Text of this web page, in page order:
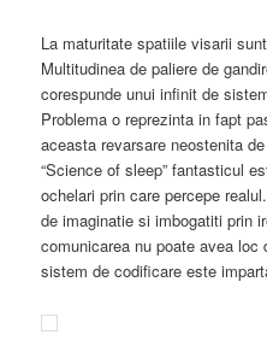
La maturitate spatiile visarii
Multitudinea de paliere de
corespunde unui infinit de
Problema o reprezinta in fapt
aceasta revarsare neostenita
“Science of sleep” fantasticul
ochelari prin care percepe
de imaginatie si imbogatiti prin
comunicarea nu poate avea
sistem de codificare este